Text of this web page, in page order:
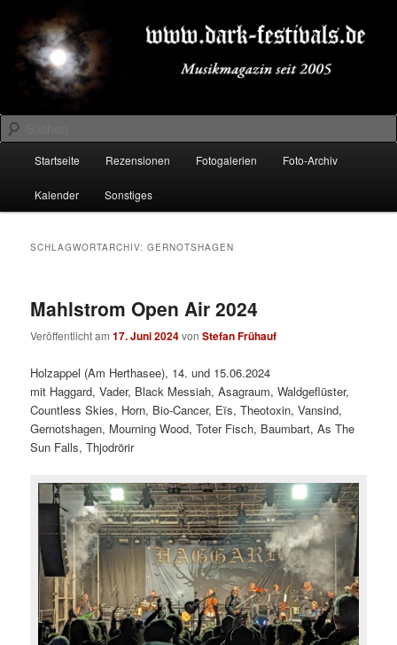
primären
Inhalt
springen
sekundären
Inhalt
springenDARK-FESTIVALS.DE
Suchen
Startseite Rezensionen Fotogalerien Foto-Archiv
Kalender Sonstiges
SCHLAGWORTARCHIV:GERNOTSHAGEN
Mahlstrom Open Air 2024
Veröffentlicht am17. Juni 2024vonStefan Frühauf
Holzappel (Am Herthasee), 14. und 15.06.2024
mit Haggard, Vader, Black Messiah, Asagraum, Waldgeflüster,
Countless Skies, Horn, Bio-Cancer, Eïs, Theotoxin, Vansind,
Gernotshagen, Mourning Wood, Toter Fisch, Baumbart, As The
Sun Falls, Thjodrörir